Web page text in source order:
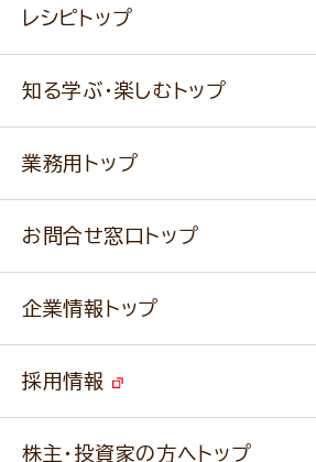
健康食品・他
新商品・リニューアル商品
通販サイト一覧
レシピトップ
作り方動画
みなさまのレシピはこちら
知る学ぶ・楽しむトップ
ふっくらパンをつくりましょう
キャンペーン
業務用トップ
ニップンの アマニ 業務用サイト
ベジカフェブランドサイト
お問合せ窓口トップ
改善事例
業務用商品のお問合せ
企業情報トップ
事業紹介
採用情報
株主・投資家の方へトップ